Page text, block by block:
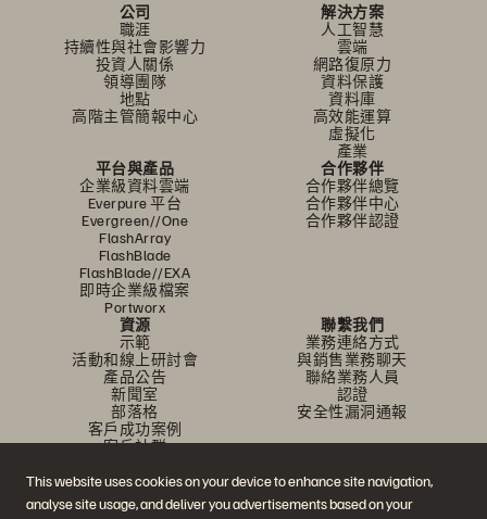
This website uses cookies on your device to enhance site navigation,
analyse site usage, and deliver you advertisements based on your
公司
職涯
持續性與社會影響力
投資人關係
領導團隊
地點
高階主管簡報中心
解決方案
人工智慧
雲端
網路復原力
資料保護
資料庫
高效能運算
虛擬化
產業
平台與產品
企業級資料雲端
Everpure 平台
Evergreen//One
FlashArray
FlashBlade
FlashBlade//EXA
即時企業級檔案
Portworx
合作夥伴
合作夥伴總覽
合作夥伴中心
合作夥伴認證
資源
示範
活動和線上研討會
產品公告
新聞室
部落格
客戶成功案例
客戶社群
聯繫我們
業務連絡方式
與銷售業務聊天
聯絡業務人員
認證
安全性漏洞通報